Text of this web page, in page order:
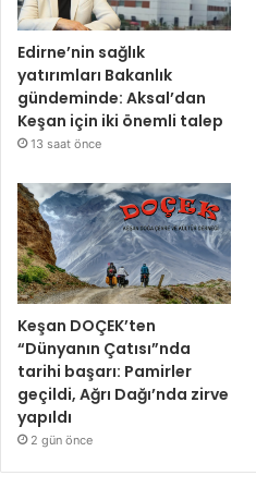
Edirne’nin sağlık
yatırımları Bakanlık
gündeminde: Aksal’dan
Keşan için iki önemli talep
13 saat önce
Keşan DOÇEK’ten
“Dünyanın Çatısı”nda
tarihi başarı: Pamirler
geçildi, Ağrı Dağı’nda zirve
yapıldı
2 gün önce